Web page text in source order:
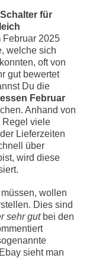
für
Februar 2025
welche sich
oft von
gut bewertet
Du die
Februar
Anhand von
Regel viele
Lieferzeiten
über
wird diese
wollen
Dies sind
sehr gutbei den
sieht man